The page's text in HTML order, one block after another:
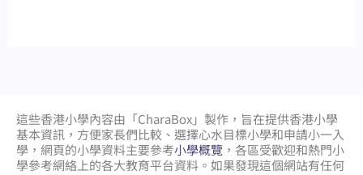
這些香港小學內容由「CharaBox」製作，旨在提供香港小學
基本資訊，方便家長們比較、 選擇心水目標小學和申請小一入
學，網頁的小學資料主要參考小學概覽 ，各區受歡迎和熱門小
學參考網絡上的各大教育平台資料。如果發現這個網站有任何